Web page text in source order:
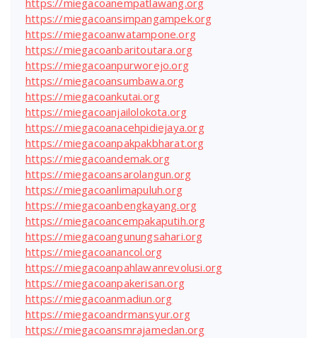
https://miegacoanempatlawang.org
https://miegacoansimpangampek.org
https://miegacoanwatampone.org
https://miegacoanbaritoutara.org
https://miegacoanpurworejo.org
https://miegacoansumbawa.org
https://miegacoankutai.org
https://miegacoanjailolokota.org
https://miegacoanacehpidiejaya.org
https://miegacoanpakpakbharat.org
https://miegacoandemak.org
https://miegacoansarolangun.org
https://miegacoanlimapuluh.org
https://miegacoanbengkayang.org
https://miegacoancempakaputih.org
https://miegacoangunungsahari.org
https://miegacoanancol.org
https://miegacoanpahlawanrevolusi.org
https://miegacoanpakerisan.org
https://miegacoanmadiun.org
https://miegacoandrmansyur.org
https://miegacoansmrajamedan.org